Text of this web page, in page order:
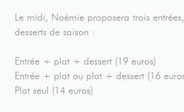
Le midi, Noémie proposera trois
desserts de saison :
Entrée + plat + dessert (19 euros)
Entrée + plat ou plat + dessert (16
Plat seul (14 euros)